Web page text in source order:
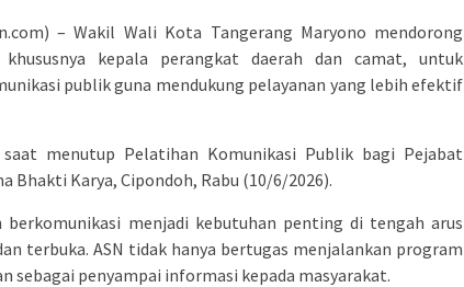
– Wakil Wali Kota Tangerang Maryono mendorong
kepala perangkat daerah dan camat, untuk
publik guna mendukung pelayanan yang lebih efektif
menutup Pelatihan Komunikasi Publik bagi Pejabat
Bhakti Karya, Cipondoh, Rabu (10/6/2026).
berkomunikasi menjadi kebutuhan penting di tengah arus
terbuka. ASN tidak hanya bertugas menjalankan program
sebagai penyampai informasi kepada masyarakat.